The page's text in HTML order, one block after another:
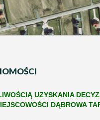
UZYSKANIA
DĄBROWA